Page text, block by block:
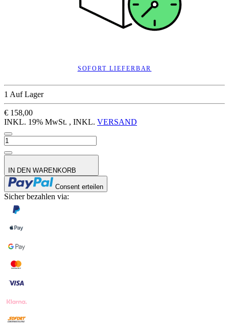
SOFORT LIEFERBAR
1 Auf Lager
€ 158,00
INKL. 19% MwSt. , INKL. VERSAND
IN DEN WARENKORB
Consent erteilen
Sicher bezahlen via: